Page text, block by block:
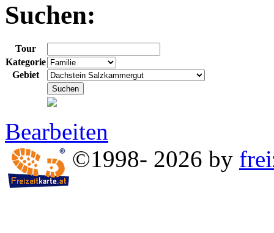
Suchen:
Tour
Kategorie
Gebiet
Bearbeiten
©1998- 2026 by